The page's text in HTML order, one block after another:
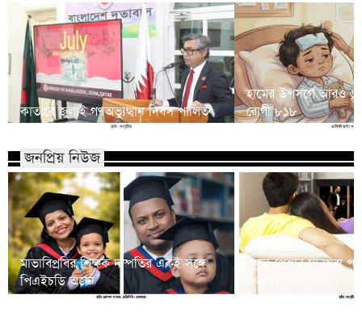
কাতারে জুলাই গণঅভ্যুত্থান দিবস পালিত
হামের উপসর্গে আরও
রোগী ৮১৮
জনপ্রিয় নিউজ
মাভাবিপ্রবির শিক্ষক দম্পতির একই সঙ্গে
পিএইচডি অর্জন
কোন পেশার মানুষরা
জড়ান?